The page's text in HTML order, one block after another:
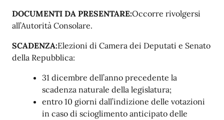
DOCUMENTI DA PRESENTARE:Occorre rivolgersi
all’Autorità Consolare.
SCADENZA:Elezioni di Camera dei Deputati e Senato
della Repubblica:
31 dicembre dell’anno precedente la
scadenza naturale della legislatura;
entro 10 giorni dall’indizione delle votazioni
in caso di scioglimento anticipato delle